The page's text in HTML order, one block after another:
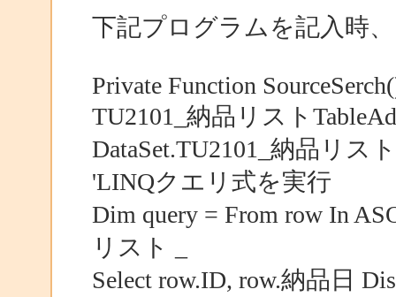
下記プログラムを記入時、
Private Function
TU2101_納品リスト
DataSet.TU2101_納品リス
'LINQクエリ式を実行
Dim query = From row In
リスト _
Select row.ID, row.納品日